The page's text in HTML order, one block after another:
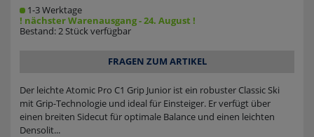
1-3 Werktage
! nächster Warenausgang - 24. August !
Bestand: 2 Stück verfügbar
FRAGEN ZUM ARTIKEL
Der leichte Atomic Pro C1 Grip Junior ist ein robuster Classic Ski
mit Grip-Technologie und ideal für Einsteiger. Er verfügt über
einen breiten Sidecut für optimale Balance und einen leichten
Densolit...